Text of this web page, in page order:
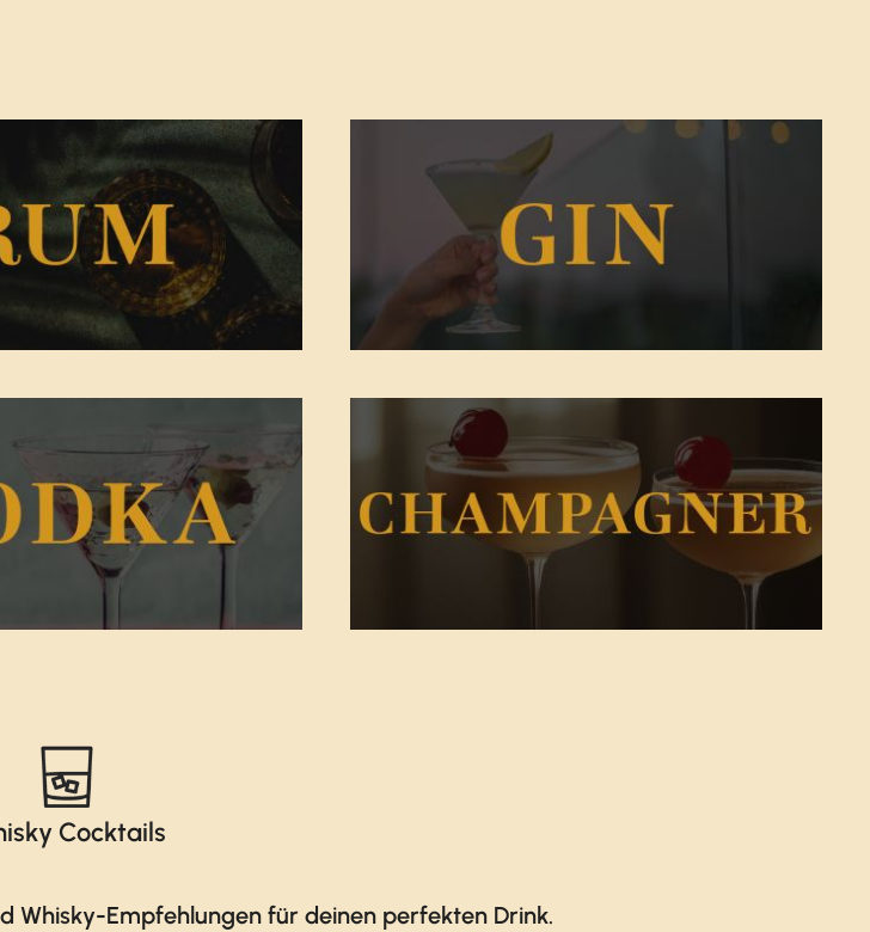
Cocktails
Whisky-Empfehlungen für deinen perfekten Drink.